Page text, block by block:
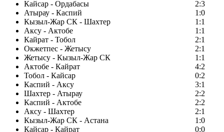
Кайсар - Ордабасы
2:3
Атырау - Каспий
1:0
Кызыл-Жар СК - Шахтер
1:1
Аксу - Актобе
1:1
Кайрат - Тобол
2:1
Окжетпес - Жетысу
2:1
Жетысу - Кызыл-Жар СК
1:1
Актобе - Кайрат
4:2
Тобол - Кайсар
0:2
Каспий - Аксу
3:1
Шахтер - Атырау
2:2
Каспий - Актобе
2:2
Аксу - Шахтер
2:1
Кызыл-Жар СК - Астана
1:0
Кайсар - Кайрат
0:0